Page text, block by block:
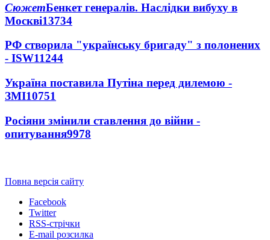
СюжетБенкет генералів. Наслідки вибуху в
Москві13734
РФ створила "українську бригаду" з полонених
- ISW11244
Україна поставила Путіна перед дилемою -
ЗМІ10751
Росіяни змінили ставлення до війни -
опитування9978
Повна версія сайту
Facebook
Twitter
RSS-стрічки
E-mail розсилка